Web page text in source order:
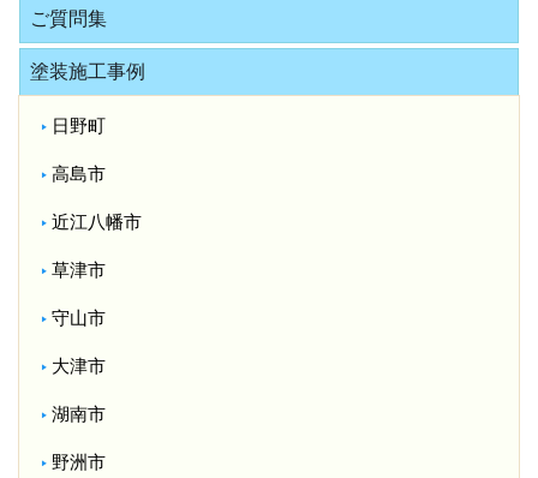
ご質問集
塗装施工事例
日野町
高島市
近江八幡市
草津市
守山市
大津市
湖南市
野洲市